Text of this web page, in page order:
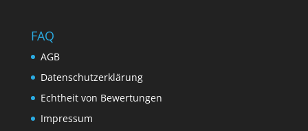
FAQ
AGB
Datenschutzerklärung
Echtheit von Bewertungen
Impressum